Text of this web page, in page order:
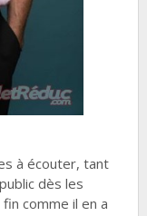
à écouter, tant
dès les
comme il en a